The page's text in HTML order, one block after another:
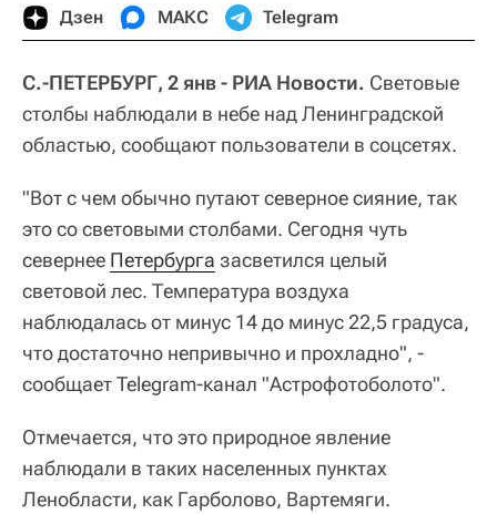
Дзен МАКС Telegram
С.-ПЕТЕРБУРГ, 2 янв - РИА Новости. Световые
столбы наблюдали в небе над Ленинградской
областью, сообщают пользователи в соцсетях.
"Вот с чем обычно путают северное сияние, так
это со световыми столбами. Сегодня чуть
севернее Петербурга засветился целый
световой лес. Температура воздуха
наблюдалась от минус 14 до минус 22,5 градуса,
что достаточно непривычно и прохладно", -
сообщает Telegram-канал "Астрофотоболото".
Отмечается, что это природное явление
наблюдали в таких населенных пунктах
Ленобласти, как Гарболово, Вартемяги.